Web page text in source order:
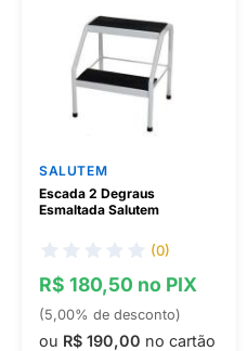
SALUTEM
Escada 2 Degraus
Esmaltada Salutem
(0)
R$ 180,50 no PIX
(5,00% de desconto)
ou R$ 190,00 no cartão